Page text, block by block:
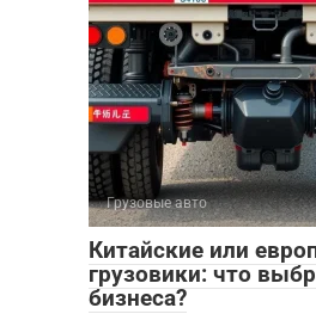
Грузовые авто
Китайские или
грузовики: что
бизнеса?